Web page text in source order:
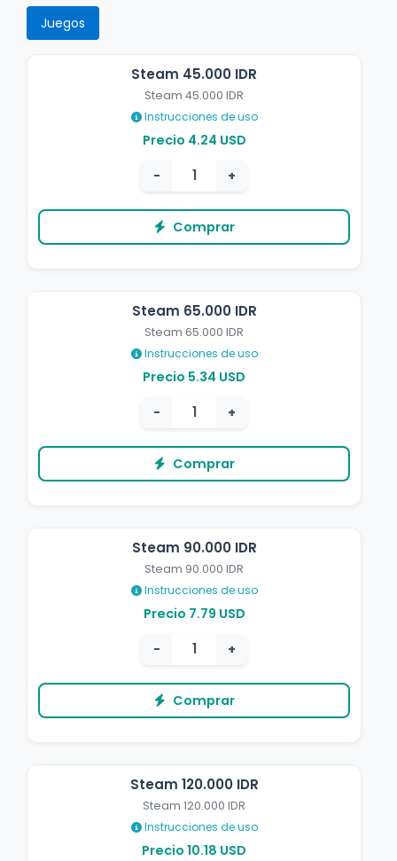
Juegos
Steam 45.000 IDR
Steam 45.000 IDR
Instrucciones de uso
Precio 4.24 USD
−
+
Comprar
Steam 65.000 IDR
Steam 65.000 IDR
Instrucciones de uso
Precio 5.34 USD
−
+
Comprar
Steam 90.000 IDR
Steam 90.000 IDR
Instrucciones de uso
Precio 7.79 USD
−
+
Comprar
Steam 120.000 IDR
Steam 120.000 IDR
Instrucciones de uso
Precio 10.18 USD